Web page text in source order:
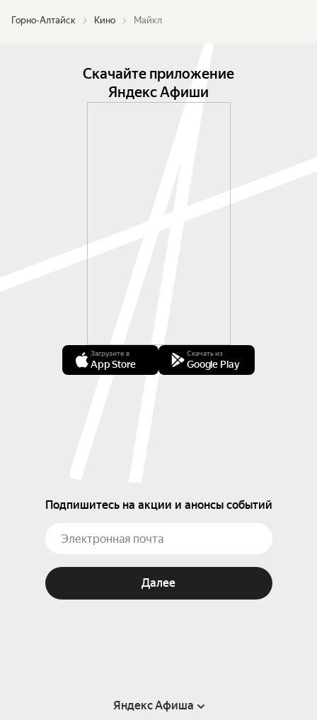
Горно-Алтайск Кино Майкл
Скачайте приложение
Яндекс Афиши
Загрузите в
App Store
Скачать из
Google Play
Подпишитесь на акции и анонсы событий
Далее
Яндекс Афиша